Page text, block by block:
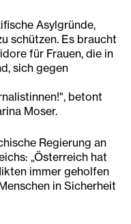
Asylgründe,
schützen. Es braucht
für Frauen, die in
sich gegen
betont
Moser.
Regierung an
„Österreich hat
immer geholfen
in Sicherheit